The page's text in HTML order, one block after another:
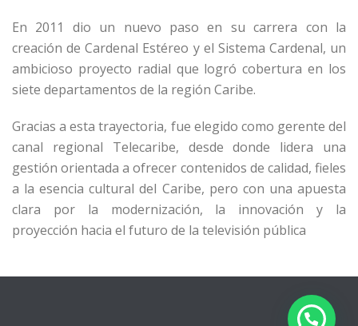
En 2011 dio un nuevo paso en su carrera con la
creación de Cardenal Estéreo y el Sistema Cardenal, un
ambicioso proyecto radial que logró cobertura en los
siete departamentos de la región Caribe.
Gracias a esta trayectoria, fue elegido como gerente del
canal regional Telecaribe, desde donde lidera una
gestión orientada a ofrecer contenidos de calidad, fieles
a la esencia cultural del Caribe, pero con una apuesta
clara por la modernización, la innovación y la
proyección hacia el futuro de la televisión pública